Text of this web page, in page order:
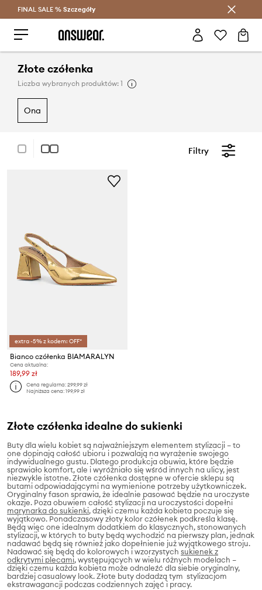
Oszczędzaj z Answear Club >
FINAL SALE % Szczegóły
Złote czółenka
Liczba wybranych produktów: 1
ona
Filtry
extra -5% z kodem: OFF*
Bianco czółenka BIAMARALYN
Cena aktualna:
189,99 zł
Cena regularna:299,99 zł
Najniższa cena:199,99 zł
Złote czółenka idealne do sukienki
Buty dla wielu kobiet są najważniejszym elementem stylizacji – to
one dopinają całość ubioru i pozwalają na wyrażenie swojego
indywidualnego gustu. Dlatego produkcja obuwia, które będzie
sprawiało komfort, ale i wyróżniało się wśród innych na ulicy, jest
niezwykle istotne. Złote czółenka dostępne w ofercie sklepu są
butami odpowiadającymi na wymienione potrzeby użytkowniczek.
Oryginalny fason sprawia, że idealnie pasować będzie na uroczyste
okazje. Poza obuwiem całość stylizacji na uroczystości dopełni
marynarka do sukienki, dzięki czemu każda kobieta poczuje się
wyjątkowo. Ponadczasowy złoty kolor czółenek podkreśla klasę.
Będą więc one idealnym dodatkiem do klasycznych, stonowanych
stylizacji, w których to buty będą wychodzić na pierwszy plan, jednak
nadawać będą się również jako dopełnienie już wyjątkowego stroju.
Nadawać się będą do kolorowych i wzorzystych sukienek z
odkrytymi plecami, występujących w wielu różnych modelach –
dzięki czemu każda kobieta może odnaleźć dla siebie oryginalny,
bardziej casualowy look. Złote buty dodadzą tym stylizacjom
ekstrawagancji podczas codziennych zajęć i pracy.